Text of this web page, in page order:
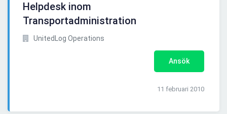
Helpdesk inom
Transportadministration
UnitedLog Operations
Ansök
11 februari 2010